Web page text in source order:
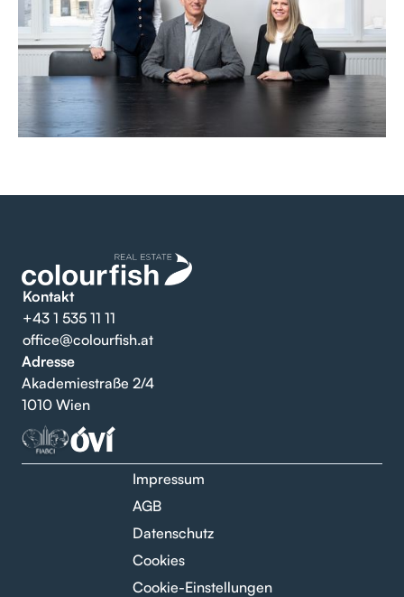
Kontakt
+43 1 535 11 11
office@colourfish.at
Adresse
Akademiestraße 2/4
1010 Wien
Impressum
AGB
Datenschutz
Cookies
Cookie-Einstellungen